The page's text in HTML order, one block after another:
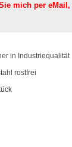
mich per eMail,
in Industriequalität
rostfrei